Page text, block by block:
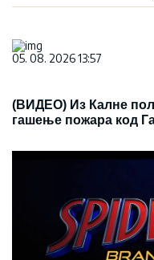
05. 08. 2026 13:57
(ВИДЕО) Из Калне
гашење пожара код